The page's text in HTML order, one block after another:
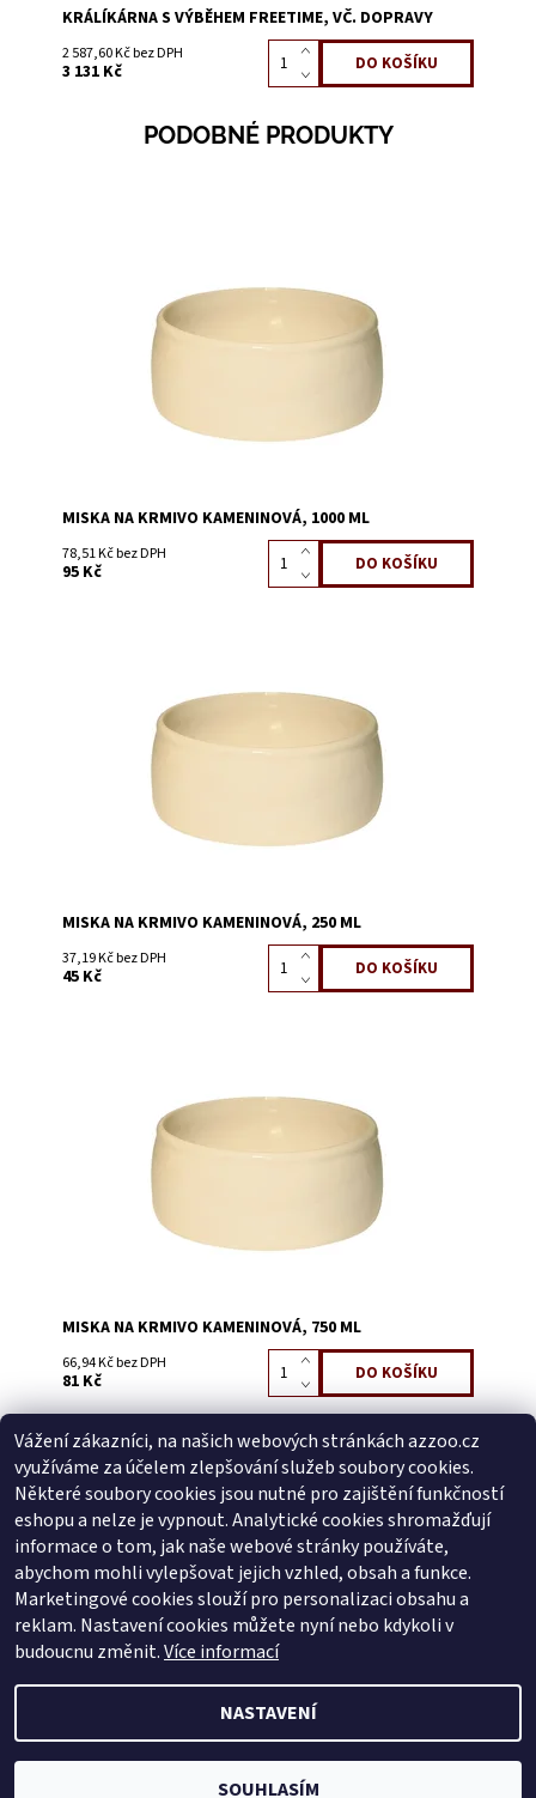
KRÁLÍKÁRNA S VÝBĚHEM FREETIME, VČ. DOPRAVY
2 587,60 Kč bez DPH
3 131 Kč
PODOBNÉ PRODUKTY
51512
MISKA NA KRMIVO KAMENINOVÁ, 1000 ML
78,51 Kč bez DPH
95 Kč
51509
MISKA NA KRMIVO KAMENINOVÁ, 250 ML
37,19 Kč bez DPH
45 Kč
51511
MISKA NA KRMIVO KAMENINOVÁ, 750 ML
66,94 Kč bez DPH
81 Kč
Buďte první, kdo napíše příspěvek k této položce.
Přidat komentář
Buďte první, kdo napíše příspěvek k této položce.
Přidat hodnocení
Zboží.cz | Heureka.cz
2026 © AZ ZOO, všechna práva vyhrazena
Vytvořil Shoptet
Vážení zákazníci, na našich webových stránkách azzoo.cz
využíváme za účelem zlepšování služeb soubory cookies.
Některé soubory cookies jsou nutné pro zajištění funkčností
eshopu a nelze je vypnout. Analytické cookies shromažďují
informace o tom, jak naše webové stránky používáte,
abychom mohli vylepšovat jejich vzhled, obsah a funkce.
Marketingové cookies slouží pro personalizaci obsahu a
reklam. Nastavení cookies můžete nyní nebo kdykoli v
budoucnu změnit.Více informací
NASTAVENÍ
SOUHLASÍM